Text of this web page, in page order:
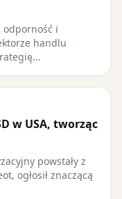
odporność i
handlu
w USA, tworząc
powstały z
ogłosił znaczącą